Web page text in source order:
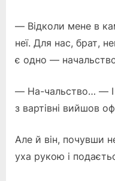
— Відколи мене в
неї. Для нас, брат,
є одно —
— На-чальство… — І
з вартівні вийшов
Але й він, почувши
уха рукою і